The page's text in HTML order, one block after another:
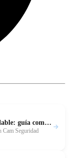
Plantilla de menú semanal saludable: guía completa
Cam Seguridad